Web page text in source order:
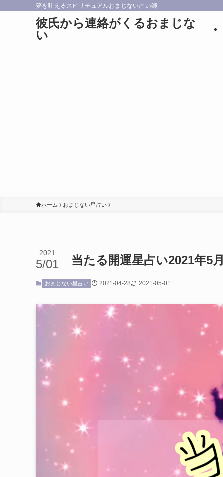
夢を叶えるスピリチュアルおまじない占い師
彼氏から連絡がくるおまじな
い
ホーム おまじない星占い
当たる開運星占い2021年5
2021
5/01
おまじない星占い 2021-04-28 2021-05-01